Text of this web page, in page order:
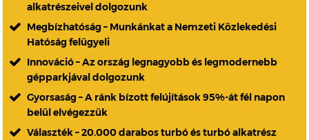
alkatrészeivel dolgozunk
Megbízhatóság – Munkánkat a Nemzeti Közlekedési
Hatóság felügyeli
Innováció – Az ország legnagyobb és legmodernebb
gépparkjával dolgozunk
Gyorsaság – A ránk bízott felújítások 95%-át fél napon
belül elvégezzük
Választék – 20.000 darabos turbó és turbó alkatrész